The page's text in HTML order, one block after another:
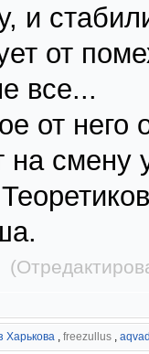
и
от
все...
от него
на смену
Харькова , freezullus ,